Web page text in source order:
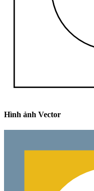
Hình ảnh Vector